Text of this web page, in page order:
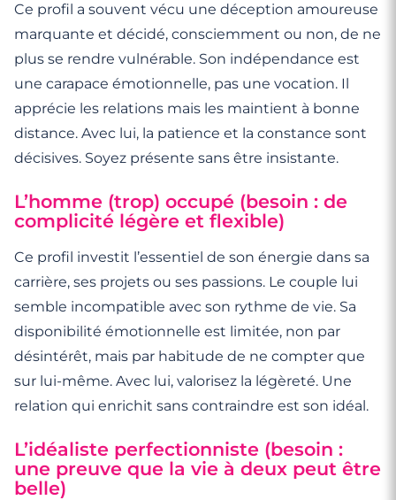
Ce profil a souvent vécu une déception amoureuse
marquante et décidé, consciemment ou non, de ne
plus se rendre vulnérable. Son indépendance est
une carapace émotionnelle, pas une vocation. Il
apprécie les relations mais les maintient à bonne
distance. Avec lui, la patience et la constance sont
décisives. Soyez présente sans être insistante.
L’homme (trop) occupé (besoin : de
complicité légère et flexible)
Ce profil investit l’essentiel de son énergie dans sa
carrière, ses projets ou ses passions. Le couple lui
semble incompatible avec son rythme de vie. Sa
disponibilité émotionnelle est limitée, non par
désintérêt, mais par habitude de ne compter que
sur lui-même. Avec lui, valorisez la légèreté. Une
relation qui enrichit sans contraindre est son idéal.
L’idéaliste perfectionniste (besoin :
une preuve que la vie à deux peut être
belle)